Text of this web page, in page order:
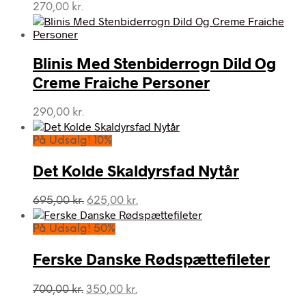
270,00 kr.
Blinis Med Stenbiderrogn Dild Og
Creme Fraiche Personer
290,00 kr.
På Udsalg! 10%
Det Kolde Skaldyrsfad Nytår
695,00kr. Den
oprindelige
pris
695,00 kr..
625,00 kr.
aktuelle
625,00 kr..
På Udsalg! 50%
Ferske Danske Rødspættefileter
700,00kr. Den
350,00 kr.